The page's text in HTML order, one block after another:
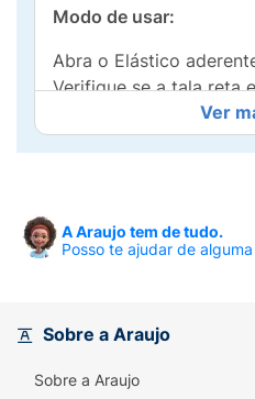
Modo de usar:
Abra o Elástico
Verifique se a tala reta
que ficará na parte de
utilizar o produto e a
corretas, vista o
no orifício, feche a aba
tração necessária para
indicada e/ou desejada.
Composição:
Ver
A Araujo tem de tudo.
Posso te ajudar de
Sobre a Araujo
Sobre a Araujo